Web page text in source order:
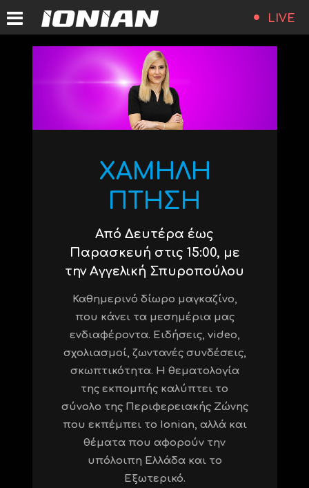
LIVE
ΧΑΜΗΛΗ
ΠΤΗΣΗ
Από Δευτέρα έως
Παρασκευή στις 15:00, με
την Αγγελική Σπυροπούλου
Καθημερινό δίωρο μαγκαζίνο,
που κάνει τα μεσημέρια μας
ενδιαφέροντα. Ειδήσεις, video,
σχολιασμοί, ζωντανές συνδέσεις,
σκωπτικότητα. Η θεματολογία
της εκπομπής καλύπτει το
σύνολο της Περιφερειακής Ζώνης
που εκπέμπει το Ionian, αλλά και
θέματα που αφορούν την
υπόλοιπη Ελλάδα και το
Εξωτερικό.